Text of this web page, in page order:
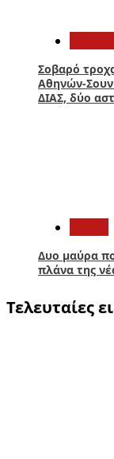
Σοβαρό
Αθηνών-
ΔΙΑΣ, δύο
Δυο μαύρα
πλάνα της
Τελευταίες